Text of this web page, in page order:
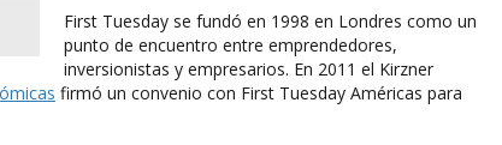
First Tuesday se fundó en 1998 en Londres como un
punto de encuentro entre emprendedores,
inversionistas y empresarios. En 2011 el Kirzner
firmó un convenio con First Tuesday Américas para